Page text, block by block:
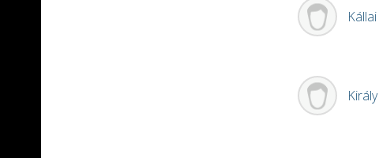
Kállai
Király